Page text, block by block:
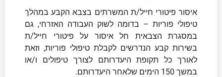
איסור פיטורי חייל/ת המשרתים בצבא הקבע במהלך
טיפולי פוריות – בדומה לשוק העבודה האזרחי, גם
במסגרת הצבאית חל איסור על פיטורי חייל/ת
בשירות קבע הנדרשים לקבלת טיפולי פוריות, וזאת
לאורך כל תקופת היעדרותם לצורך טיפולים ו/או
במשך 150 הימים שלאחר היעדרותם.